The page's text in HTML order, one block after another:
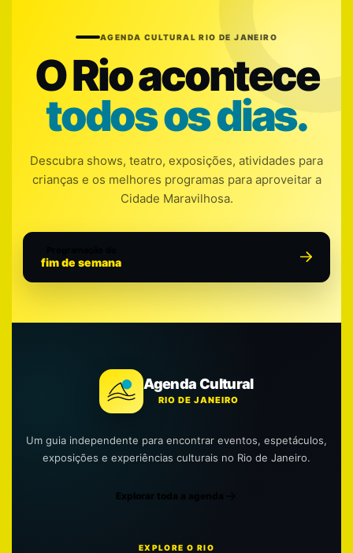
AGENDA CULTURAL RIO DE JANEIRO
O Rio acontece
todos os dias.
Descubra shows, teatro, exposições, atividades para
crianças e os melhores programas para aproveitar a
Cidade Maravilhosa.
fim de semana
Agenda Cultural
RIO DE JANEIRO
Um guia independente para encontrar eventos, espetáculos,
exposições e experiências culturais no Rio de Janeiro.
Explorar toda a agenda
EXPLORE O RIO